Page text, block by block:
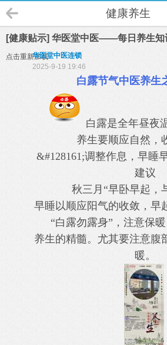
健康养生
[健康贴示] 华医堂中医——每日养生知
点击重新加载华医堂中医连锁
2025-9-19 19:46
白露节气中医养生
白露是全年昼夜
养生要顺应自然，
&#128161;调整作息，早睡
建议
秋三月“早卧早起，
早睡以顺应阳气的收敛，早
“白露勿露身”，注意保
养生的精髓。尤其要注意腹
暖。